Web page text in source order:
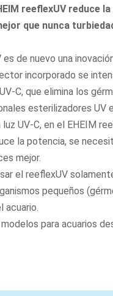
reeflexUV reduce
que nunca
es de nuevo una
incorporado se
C, que elimina los
esterilizadores UV
luz UV-C, en el EHEIM
la potencia, se
mejor.
el reeflexUV
pequeños
acuario.
para acuarios